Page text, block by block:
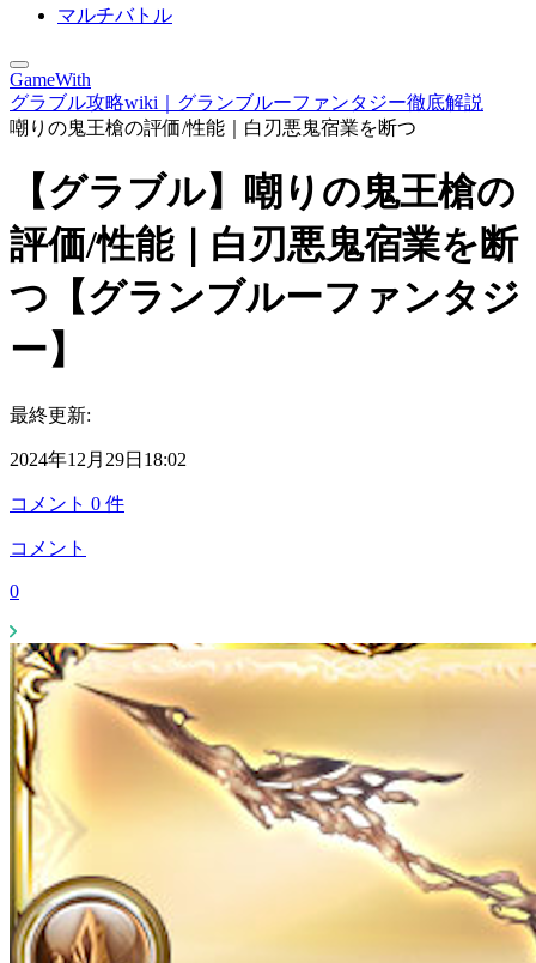
マルチバトル
GameWith
グラブル攻略wiki｜グランブルーファンタジー徹底解説
嘲りの鬼王槍の評価/性能｜白刃悪鬼宿業を断つ
【グラブル】嘲りの鬼王槍の
評価/性能｜白刃悪鬼宿業を断
つ【グランブルーファンタジ
ー】
最終更新:
2024年12月29日18:02
コメント 0 件
コメント
0